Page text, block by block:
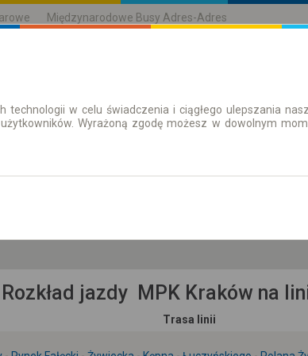
Międzynarodowe Busy Adres-Adres
| Bilety Bilety okresowe
Rozkład jazdy MPK Kraków na
Trasa linii
technologii w celu świadczenia i ciągłego ulepszania
Wyrażoną zgodę możesz w dowolnym